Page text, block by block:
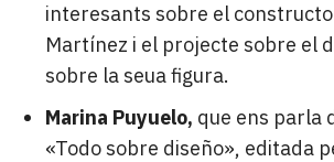
interesants sobre el
Martínez i el projecte sobre el
sobre la seua figura.
Marina Puyuelo, que ens parla
«Todo sobre diseño», editada